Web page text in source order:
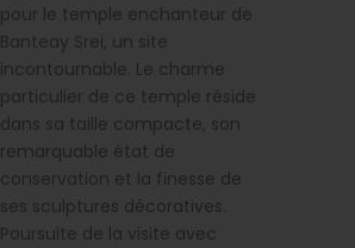
pour le temple enchanteur de
Banteay Srei, un site
incontournable. Le charme
particulier de ce temple réside
dans sa taille compacte, son
remarquable état de
conservation et la finesse de
ses sculptures décoratives.
Poursuite de la visite avec